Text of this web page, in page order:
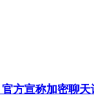
方宣称加密聊天